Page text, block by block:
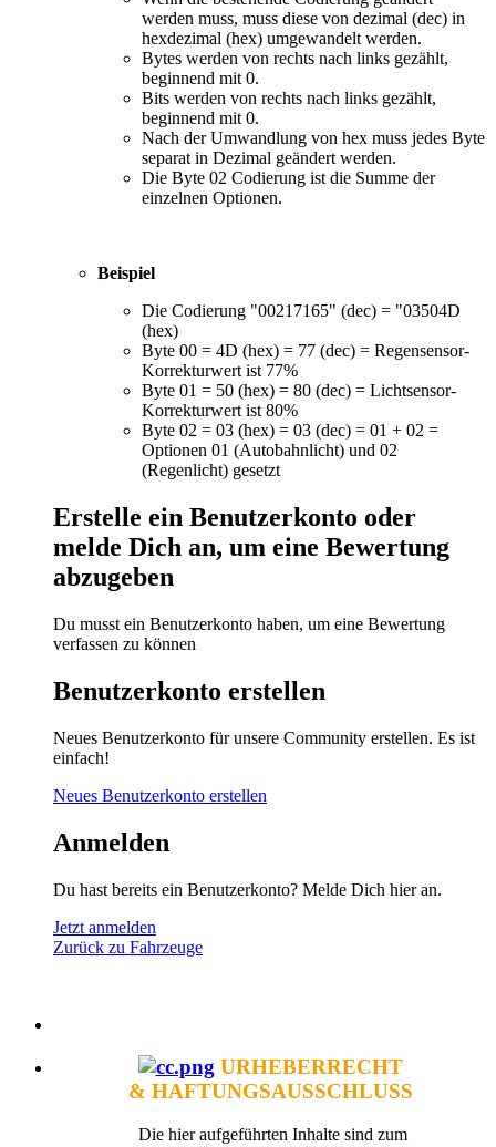
werden muss, muss diese von dezimal (dec) in
hexdezimal (hex) umgewandelt werden.
Bytes werden von rechts nach links gezählt,
beginnend mit 0.
Bits werden von rechts nach links gezählt,
beginnend mit 0.
Nach der Umwandlung von hex muss jedes Byte
separat in Dezimal geändert werden.
Die Byte 02 Codierung ist die Summe der
einzelnen Optionen.
Beispiel
Die Codierung "00217165" (dec) = "03504D
(hex)
Byte 00 = 4D (hex) = 77 (dec) = Regensensor-
Korrekturwert ist 77%
Byte 01 = 50 (hex) = 80 (dec) = Lichtsensor-
Korrekturwert ist 80%
Byte 02 = 03 (hex) = 03 (dec) = 01 + 02 =
Optionen 01 (Autobahnlicht) und 02
(Regenlicht) gesetzt
Erstelle ein Benutzerkonto oder
melde Dich an, um eine Bewertung
abzugeben
Du musst ein Benutzerkonto haben, um eine Bewertung
verfassen zu können
Benutzerkonto erstellen
Neues Benutzerkonto für unsere Community erstellen. Es ist
einfach!
Neues Benutzerkonto erstellen
Anmelden
Du hast bereits ein Benutzerkonto? Melde Dich hier an.
Jetzt anmelden
Zurück zu Fahrzeuge
URHEBERRECHT
& HAFTUNGSAUSSCHLUSS
Die hier aufgeführten Inhalte sind zum